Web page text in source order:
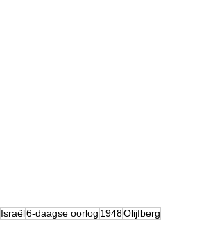
Israël6-daagse oorlog 1948Olijfberg